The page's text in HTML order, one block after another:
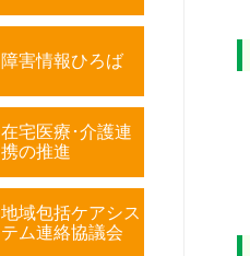
障害情報ひろば
在宅医療･介護連
携の推進
地域包括ケアシス
テム連絡協議会